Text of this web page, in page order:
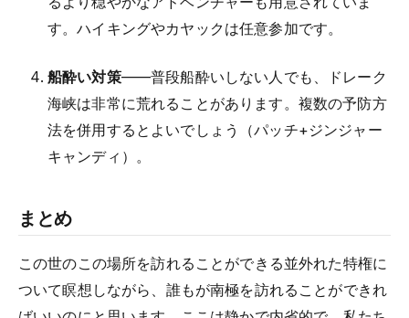
す。ハイキングやカヤックは任意参加です。
船酔い対策——普段船酔いしない人でも、ドレーク
海峡は非常に荒れることがあります。複数の予防方
法を併用するとよいでしょう（パッチ+ジンジャー
キャンディ）。
まとめ
この世のこの場所を訪れることができる並外れた特権に
ついて瞑想しながら、誰もが南極を訪れることができれ